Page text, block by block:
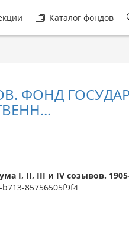
Каталог фондов
ФОНД
I, II, III и IV созывов.
85756505f9f4